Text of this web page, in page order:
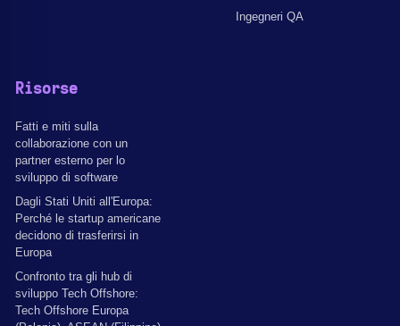
Ingegneri QA
Risorse
Fatti e miti sulla
collaborazione con un
partner esterno per lo
sviluppo di software
Dagli Stati Uniti all'Europa:
Perché le startup americane
decidono di trasferirsi in
Europa
Confronto tra gli hub di
sviluppo Tech Offshore:
Tech Offshore Europa